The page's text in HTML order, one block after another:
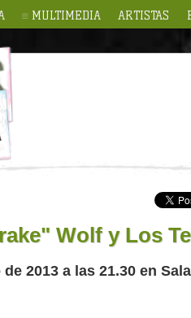
MULTIMEDIA ARTISTAS
Wolf y Los
2013 a las 21.30 en